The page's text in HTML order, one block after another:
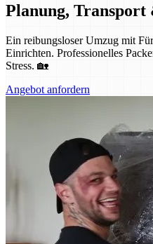
Planung,
Ein reibungsloser Umzug mit
Einrichten. Professionelles
Stress. 🏡
Angebot anfordern